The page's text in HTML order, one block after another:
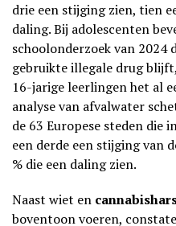
drie een stijging zien, tien
daling. Bij adolescenten
schoolonderzoek van 2024
gebruikte illegale drug
16-jarige leerlingen het al
analyse van afvalwater
de 63 Europese steden die
een derde een stijging van
% die een daling zien.
Naast wiet en
boventoon voeren,